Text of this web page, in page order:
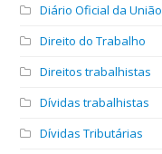
Diário Oficial da União
Direito do Trabalho
Direitos trabalhistas
Dívidas trabalhistas
Dívidas Tributárias